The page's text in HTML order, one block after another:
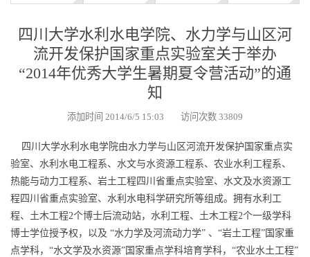
四川大学水利水电学院、水力学与山区河
流开发保护国家重点实验室关于举办
“2014年优秀大学生暑期夏令营活动”的通
知
添加时间 2014/6/5 15:03 访问次数 33809
四川大学水利水电学院由水力学与山区河流开发保护国家重点实
验室、水利水电工程系、水文与水资源工程系、农业水利工程系、
热能与动力工程系、岩土工程四川省重点实验室、水文及水资源工
程四川省重点实验室、水利水电科学研究所等组成。拥有水利工
程、土木工程2个博士后流动站，水利工程、土木工程2个一级学科
博士学位授予权，以及 “水力学及河流动力学” 、“岩土工程”国家重
点学科，“水文学及水资源”国家重点学科培育学科，“农业水土工程”